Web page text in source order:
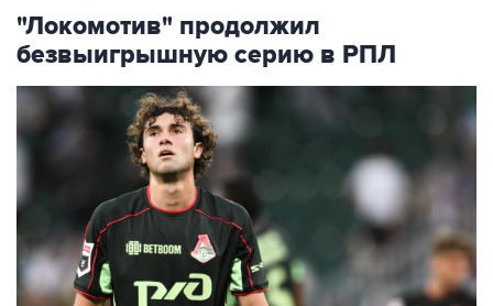
"Локомотив" продолжил
безвыигрышную серию в РПЛ